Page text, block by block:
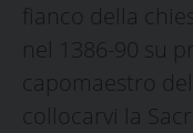
fianco della
nel 1386-90 su
capomaestro
collocarvi la